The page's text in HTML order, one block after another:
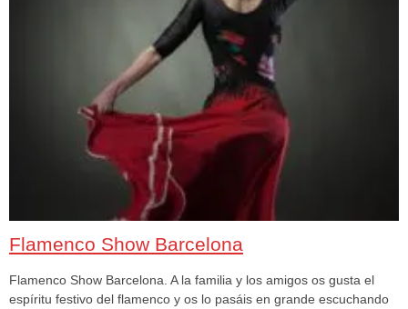
Flamenco Show Barcelona
Flamenco Show Barcelona. A la familia y los amigos os gusta el
espíritu festivo del flamenco y os lo pasáis en grande escuchando